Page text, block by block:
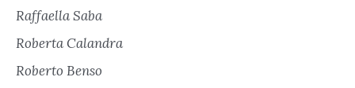
Raffaella Saba
Roberta Calandra
Roberto Benso